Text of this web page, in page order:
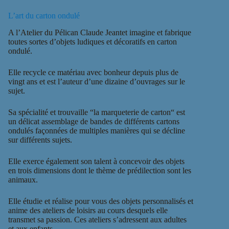
L’art du carton ondulé
A l’Atelier du Pélican Claude Jeantet imagine et fabrique
toutes sortes d’objets ludiques et décoratifs en carton
ondulé.
Elle recycle ce matériau avec bonheur depuis plus de
vingt ans et est l’auteur d’une dizaine d’ouvrages sur le
sujet.
Sa spécialité et trouvaille “la marqueterie de carton“ est
un délicat assemblage de bandes de différents cartons
ondulés façonnées de multiples manières qui se décline
sur différents sujets.
Elle exerce également son talent à concevoir des objets
en trois dimensions dont le thème de prédilection sont les
animaux.
Elle étudie et réalise pour vous des objets personnalisés et
anime des ateliers de loisirs au cours desquels elle
transmet sa passion. Ces ateliers s’adressent aux adultes